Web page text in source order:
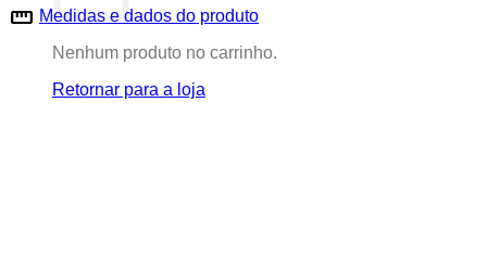
Nenhum produto no carrinho.
Retornar para a loja
straighten Medidas e dados do produto